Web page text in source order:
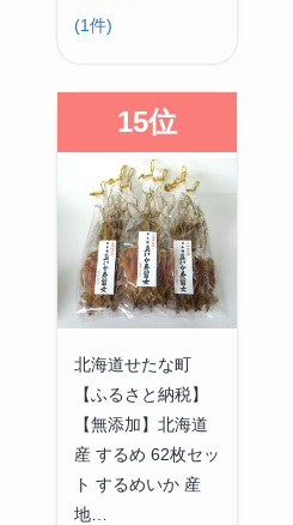
(1件)
15位
北海道せたな町
【ふるさと納税】
【無添加】北海道
産 するめ 62枚セッ
ト するめいか 産
地…